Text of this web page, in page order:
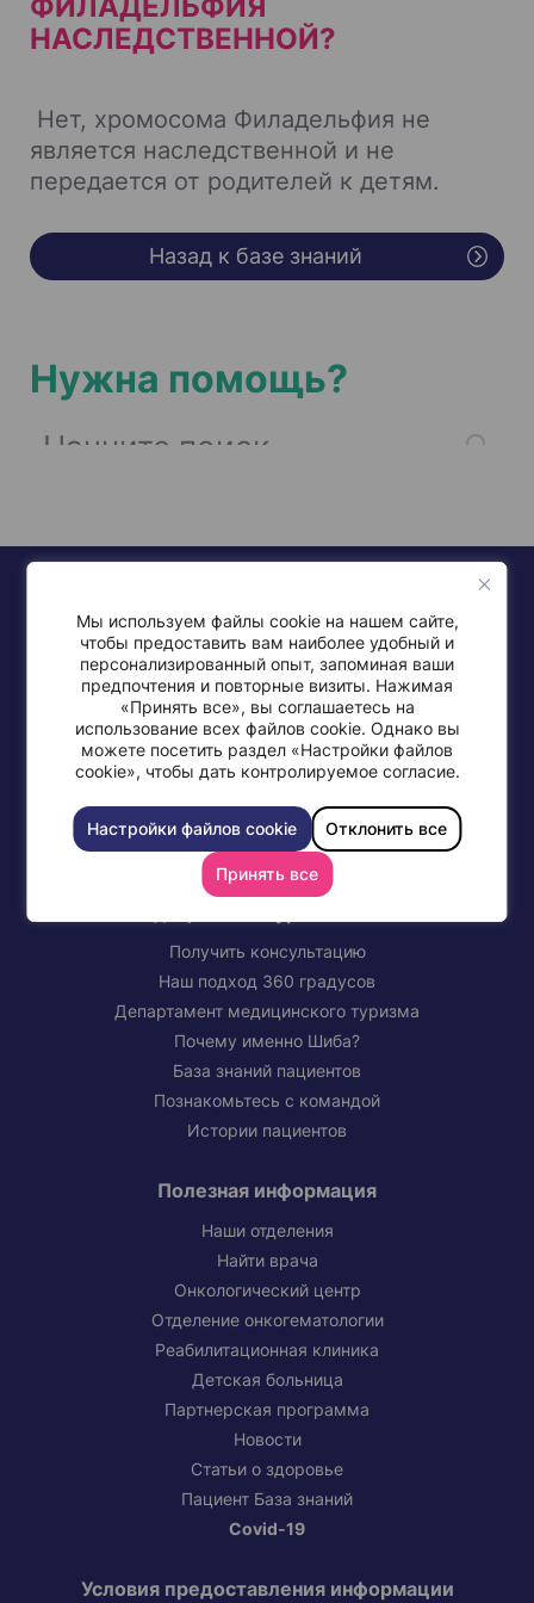
Мы используем файлы cookie на нашем сайте,
чтобы предоставить вам наиболее удобный и
персонализированный опыт, запоминая ваши
предпочтения и повторные визиты. Нажимая
«Принять все», вы соглашаетесь на
использование всех файлов cookie. Однако вы
можете посетить раздел «Настройки файлов
cookie», чтобы дать контролируемое согласие.
Настройки файлов cookie Отклонить все
Принять все
НАСЛЕДСТВЕННОЙ?
Нет, хромосома Филадельфия не
является наследственной и не
передается от родителей к детям.
Назад к базе знаний
Нужна помощь?
+972-77-997-0568
СВЯЖИТЕСЬ С МЕДИЦИНСКИМ ЦЕНТРОМ ШИБА
Получить консультацию
Наш подход 360 градусов
Департамент медицинского туризма
Почему именно Шиба?
База знаний пациентов
Познакомьтесь с командой
Истории пациентов
Полезная информация
Наши отделения
Найти врача
Онкологический центр
Отделение онкогематологии
Реабилитационная клиника
Детская больница
Партнерская программа
Новости
Статьи о здоровье
Пациент База знаний
Covid-19
Условия предоставления информации